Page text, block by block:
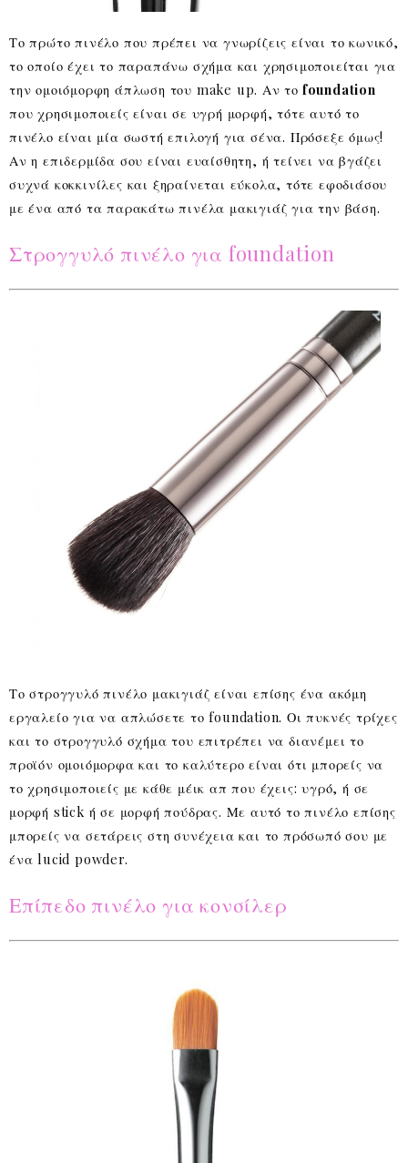
Το πρώτο πινέλο που πρέπει να γνωρίζεις είναι το κωνικό,
το οποίο έχει το παραπάνω σχήμα και χρησιμοποιείται για
την ομοιόμορφη άπλωση του make up. Αν το foundation
που χρησιμοποιείς είναι σε υγρή μορφή, τότε αυτό το
πινέλο είναι μία σωστή επιλογή για σένα. Πρόσεξε όμως!
Αν η επιδερμίδα σου είναι ευαίσθητη, ή τείνει να βγάζει
συχνά κοκκινίλες και ξηραίνεται εύκολα, τότε εφοδιάσου
με ένα από τα παρακάτω πινέλα μακιγιάζ για την βάση.
Στρογγυλό πινέλο για foundation
Το στρογγυλό πινέλο μακιγιάζ είναι επίσης ένα ακόμη
εργαλείο για να απλώσετε το foundation. Οι πυκνές τρίχες
και το στρογγυλό σχήμα του επιτρέπει να διανέμει το
προϊόν ομοιόμορφα και το καλύτερο είναι ότι μπορείς να
το χρησιμοποιείς με κάθε μέικ απ που έχεις: υγρό, ή σε
μορφή stick ή σε μορφή πούδρας. Με αυτό το πινέλο επίσης
μπορείς να σετάρεις στη συνέχεια και το πρόσωπό σου με
ένα lucid powder.
Επίπεδο πινέλο για κονσίλερ